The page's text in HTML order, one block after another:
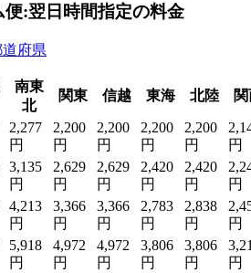
:翌日時間指定の料金
府県
南東
北
関東 信越 東海 北陸
2,277
円
2,200
円
2,200
円
2,200
円
2,200
円
円
3,135
円
2,629
円
2,629
円
2,420
円
2,420
円
円
4,213
円
3,366
円
3,366
円
2,783
円
2,838
円
円
5,918
円
4,972
円
4,972
円
3,806
円
3,806
円
円